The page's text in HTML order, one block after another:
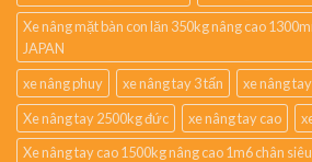
Xe nâng mặt bàn con lăn 350kg nâng cao
JAPAN
xe nâng phuy
xe nâng tay 3 tấn
xe nâng
Xe nâng tay 2500kg đức
xe nâng tay cao
Xe nâng tay cao 1500kg nâng cao 1m6 chân